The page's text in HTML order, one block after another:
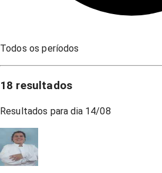
Todos os períodos
18 resultados
Resultados para dia 14/08